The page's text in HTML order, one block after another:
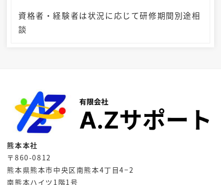
資格者・経験者は状況に応じて研修期間別途相
談
熊本本社
〒860-0812
熊本県熊本市中央区南熊本4丁目4−2
南熊本ハイツ1階1号